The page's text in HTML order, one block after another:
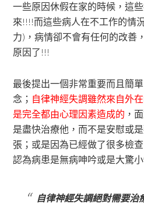
一些原因休假在家的時候，這
來!!!!而這些病人在不工作的情
力)，病情卻不會有任何的改善
原因了!!!
最後提出一個非常重要而且簡
念； 自律神經失調雖然來自外
是完全都由心理因素造成的 ，
是盡快治療他，而不是安慰或
張；或是因為已經做了很多檢
認為病患是無病呻吟或是大驚
自律神經失調絕對需要治